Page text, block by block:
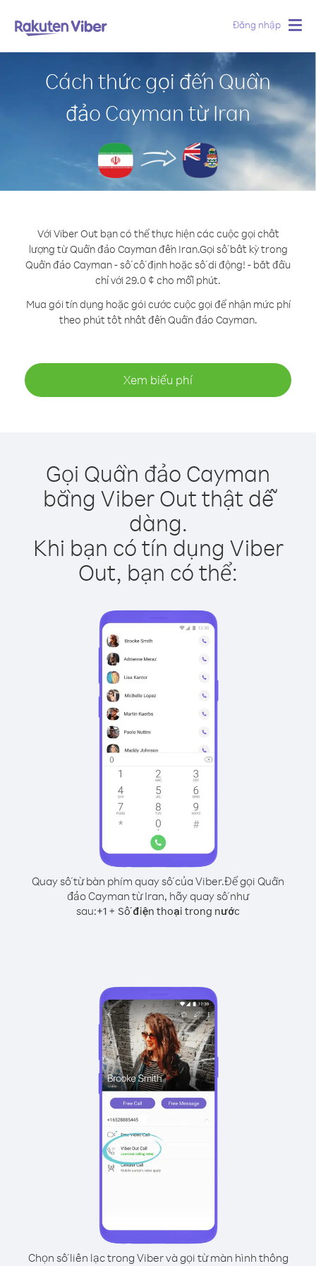
Đăng nhập
Cách thức gọi đến Quần
đảo Cayman từ Iran
Với Viber Out bạn có thể thực hiện các cuộc gọi chất
lượng từ Quần đảo Cayman đến Iran.Gọi số bất kỳ trong
Quần đảo Cayman - số cố định hoặc số di động! - bắt đầu
chỉ với 29.0 ¢ cho mỗi phút.
Mua gói tín dụng hoặc gói cước cuộc gọi để nhận mức phí
theo phút tốt nhất đến Quần đảo Cayman.
Xem biểu phí
Gọi Quần đảo Cayman
bằng Viber Out thật dễ
dàng.
Khi bạn có tín dụng Viber
Out, bạn có thể:
Quay số từ bàn phím quay số của Viber.Để gọi Quần
đảo Cayman từ Iran, hãy quay số như
sau:+1 + Số điện thoại trong nước
Chọn số liên lạc trong Viber và gọi từ màn hình thông